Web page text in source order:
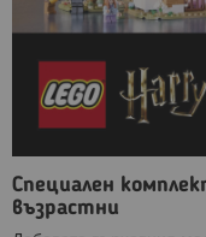
Специален
възрастни